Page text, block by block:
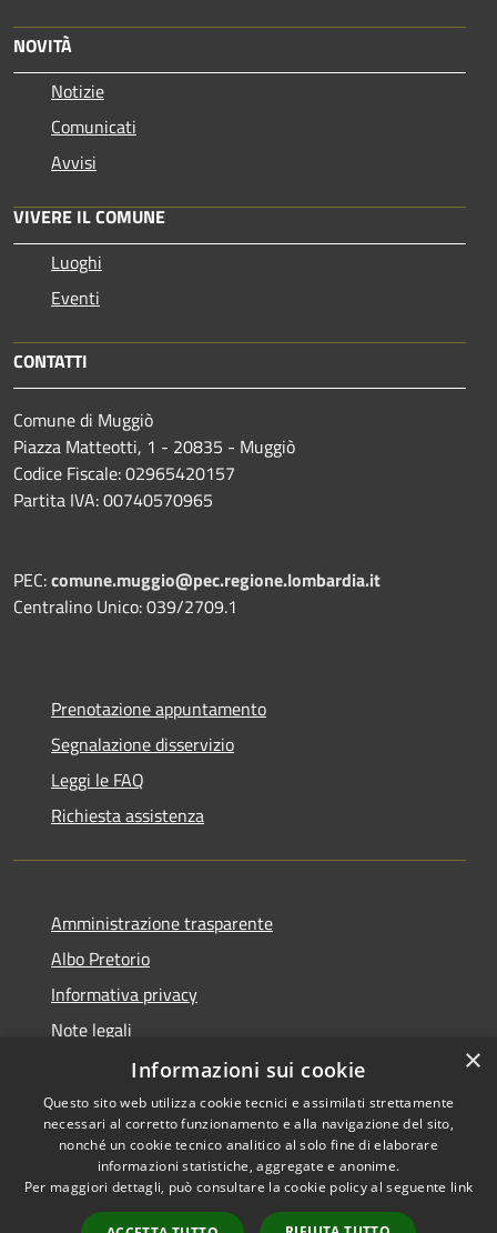
NOVITÀ
Notizie
Comunicati
Avvisi
VIVERE IL COMUNE
Luoghi
Eventi
CONTATTI
Comune di Muggiò
Piazza Matteotti, 1 - 20835 - Muggiò
Codice Fiscale: 02965420157
Partita IVA: 00740570965
PEC:comune.muggio@pec.regione.lombardia.it
Centralino Unico: 039/2709.1
Prenotazione appuntamento
Segnalazione disservizio
Leggi le FAQ
Richiesta assistenza
Amministrazione trasparente
Albo Pretorio
Informativa privacy
Note legali
Dichiarazione di accessibilità
RSS
Accessibilità
Copyright © 2026 • Comune di
×
Informazioni sui cookie
Questo sito web utilizza cookie tecnici e assimilati strettamente
necessari al corretto funzionamento e alla navigazione del sito,
nonché un cookie tecnico analitico al solo fine di elaborare
informazioni statistiche, aggregate e anonime.
Per maggiori dettagli, può consultare la cookie policy al seguente link